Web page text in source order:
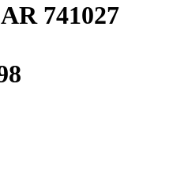
741027